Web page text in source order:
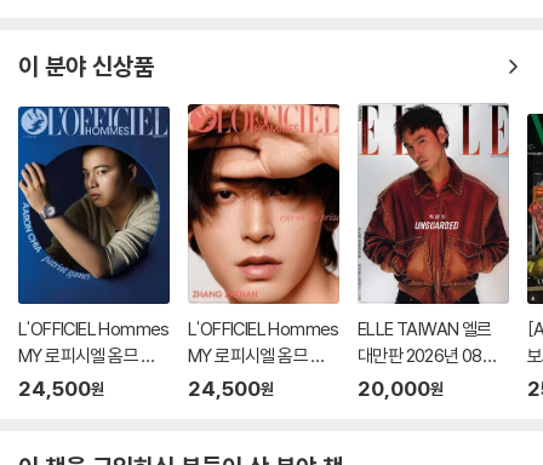
박시우 커버 (A형 잡지
+랜덤 카드 35장+인
생 네컷 1장)
+인생네컷 1장)
8
+
이 분야 신상품
L'OFFICIEL Hommes
MY 로피시엘 옴므 말
레이시아 2026년 08
24,500원
L'OFFICIEL Hommes
MY 로피시엘 옴므 말
레이시아 2026년 07
24,500원
ELLE TAIWAN 엘르
대만판 2026년 08월
호 임정억, 원경천 커버
20,000원